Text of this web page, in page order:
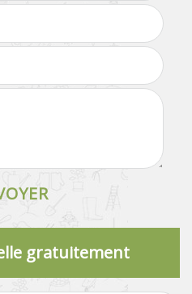
gratuitement